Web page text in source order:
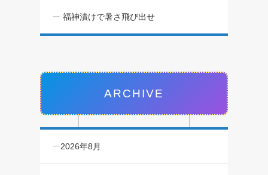
福神漬けで暑さ飛び出せ
ARCHIVE
2026年8月